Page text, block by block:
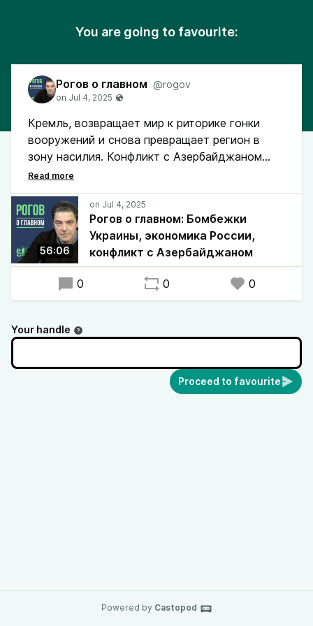
You are going to favourite:
Рогов о главном @rogov
Кремль, возвращает мир к риторике гонки
вооружений и снова превращает регион в
зону насилия. Конфликт с Азербайджаном
показывает, что жестокость внутри страны
становится нормой.
56:06
Рогов о главном: Бомбежки
Украины, экономика России,
конфликт с Азербайджаном
0 0 0
Your handle
Proceed to favourite
Powered by Castopod